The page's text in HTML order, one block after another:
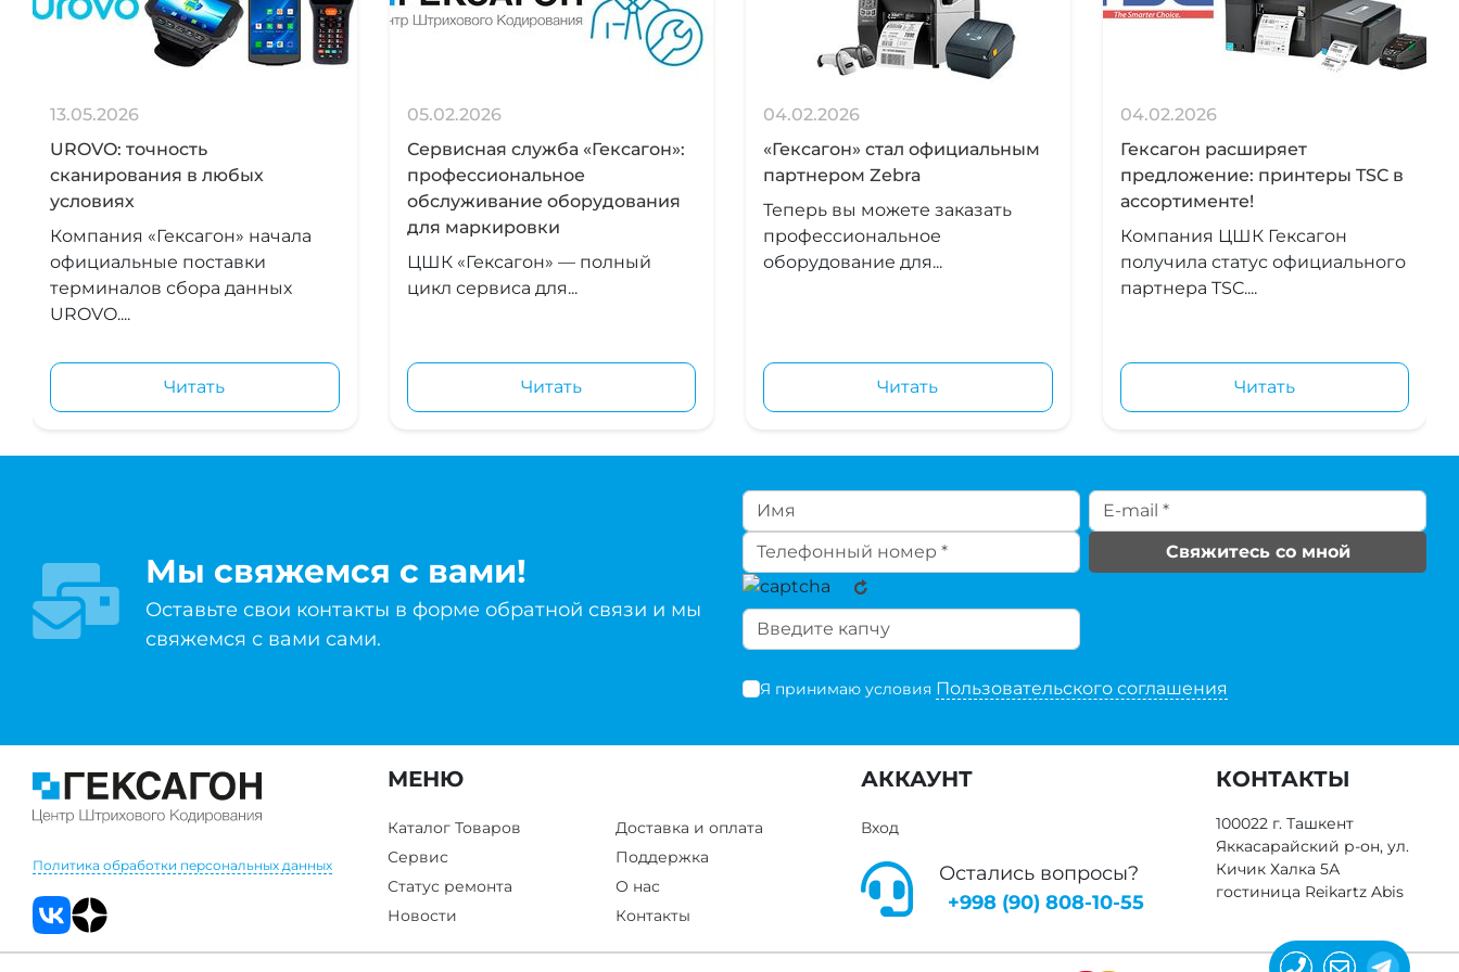
13.05.2026
UROVO: точность
сканирования в любых
условиях
Компания «Гексагон» начала
официальные поставки
терминалов сбора данных
UROVO....
Читать
05.02.2026
Сервисная служба «Гексагон»:
профессиональное
обслуживание оборудования
для маркировки
ЦШК «Гексагон» — полный
цикл сервиса для...
Читать
04.02.2026
«Гексагон» стал официальным
партнером Zebra
Теперь вы можете заказать
профессиональное
оборудование для...
Читать
04.02.2026
Гексагон расширяет
предложение: принтеры TSC в
ассортименте!
Компания ЦШК Гексагон
получила статус официального
партнера TSC....
Читать
Мы свяжемся с вами!
Оставьте свои контакты в форме обратной связи и мы
свяжемся с вами сами.
Свяжитесь со мной
Я принимаю условия Пользовательского соглашения
Политика обработки персональных данных
МЕНЮ
Каталог Товаров
Доставка и оплата
Сервис
Поддержка
Статус ремонта
О нас
Новости
Контакты
АККАУНТ
Вход
Остались вопросы?
+998 (90) 808-10-55
КОНТАКТЫ
100022 г. Ташкент
Яккасарайский р-он, ул.
Кичик Халка 5А
гостиница Reikartz Abis